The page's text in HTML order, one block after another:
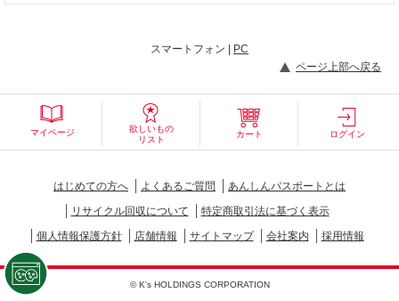
スマートフォン | PC
ページ上部へ戻る
マイページ
欲しいもの
リスト
カート ログイン
はじめての方へ よくあるご質問
あんしんパスポートとは
リサイクル回収について
特定商取引法に基づく表示
個人情報保護方針
店舗情報 サイトマップ 会社案内 採用情報
© K's HOLDINGS CORPORATION